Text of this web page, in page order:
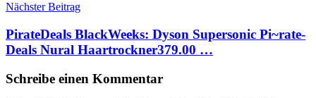
Nächster Beitrag
PirateDeals BlackWeeks: Dyson Supersonic Pi~rate-
Deals Nural Haartrockner379.00 …
Schreibe einen Kommentar